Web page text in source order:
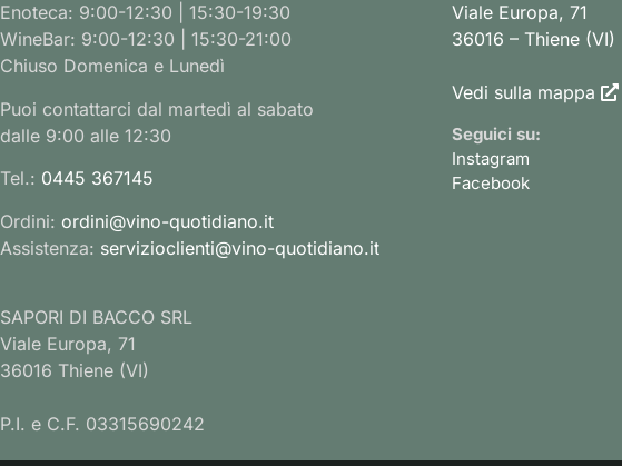
Enoteca: 9:00-12:30 | 15:30-19:30
WineBar: 9:00-12:30 | 15:30-21:00
Chiuso Domenica e Lunedì
Puoi contattarci dal martedì al sabato
dalle 9:00 alle 12:30
Tel.: 0445 367145
Ordini: ordini@vino-quotidiano.it
Assistenza: servizioclienti@vino-quotidiano.it
SAPORI DI BACCO SRL
Viale Europa, 71
36016 Thiene (VI)
P.I. e C.F. 03315690242
Viale Europa, 71
36016 – Thiene (VI)
Vedi sulla mappa
Seguici su:
Instagram
Facebook